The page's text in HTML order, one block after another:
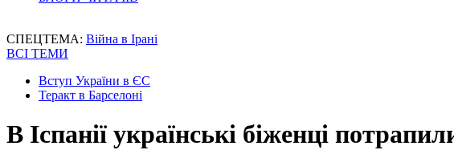
СПЕЦТЕМА: Війна в Ірані
ВСІ ТЕМИ
Вступ України в ЄС
Теракт в Барселоні
В Іспанії українські біженці